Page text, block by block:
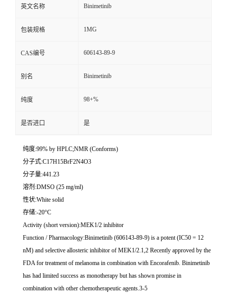
英文名称 Binimetinib
包装规格 1MG
CAS编号 606143-89-9
别名 Binimetinib
纯度 98+%
是否进口 是
纯度:99% by HPLC;NMR (Conforms)
分子式:C17H15BrF2N4O3
分子量:441.23
溶剂:DMSO (25 mg/ml)
性状:White solid
存储:-20°C
Activity (short version):MEK1/2 inhibitor
Function / Pharmacology:Binimetinib (606143-89-9) is a potent (IC50 = 12
nM) and selective allosteric inhibitor of MEK1/2.1,2 Recently approved by the
FDA for treatment of melanoma in combination with Encorafenib. Binimetinib
has had limited success as monotherapy but has shown promise in
combination with other chemotherapeutic agents.3-5